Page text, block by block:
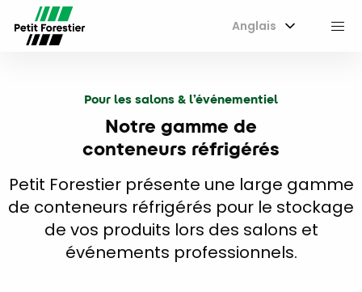
Anglais
Pour les salons & l’événementiel
Notre gamme de
conteneurs réfrigérés
Petit Forestier présente une large gamme
de conteneurs réfrigérés pour le stockage
de vos produits lors des salons et
événements professionnels.